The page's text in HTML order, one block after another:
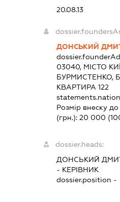
20.08.13
ДОНСЬКИЙ
03040, МІСТО
БУРМИСТЕНКО,
КВАРТИРА 122
Розмір внеску
(грн.):20 000
dossier.heads:
ДОНСЬКИЙ
- КЕРІВНИК
dossier.position -